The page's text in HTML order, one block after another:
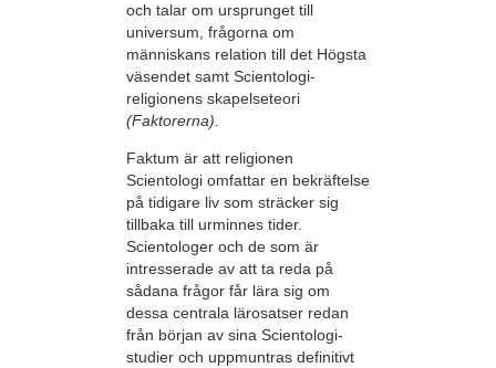
och talar om ursprunget till
universum, frågorna om
människans relation till det Högsta
väsendet samt Scientologi-
religionens skapelseteori
(Faktorerna).
Faktum är att religionen
Scientologi omfattar en bekräftelse
på tidigare liv som sträcker sig
tillbaka till urminnes tider.
Scientologer och de som är
intresserade av att ta reda på
sådana frågor får lära sig om
dessa centrala lärosatser redan
från början av sina Scientologi-
studier och uppmuntras definitivt